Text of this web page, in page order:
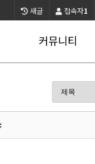
접속자1
새글
커뮤니티